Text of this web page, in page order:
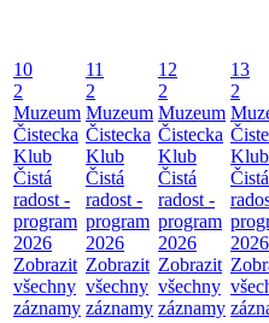
10
2
Muzeum
Čistecka
Klub
Čistá
radost -
program
2026
Zobrazit
všechny
záznamy
11
2
Muzeum
Čistecka
Klub
Čistá
radost -
program
2026
Zobrazit
všechny
záznamy
12
2
Muzeum
Čistecka
Klub
Čistá
radost -
program
2026
Zobrazit
všechny
záznamy
13
2
Klub
Čistá
2026